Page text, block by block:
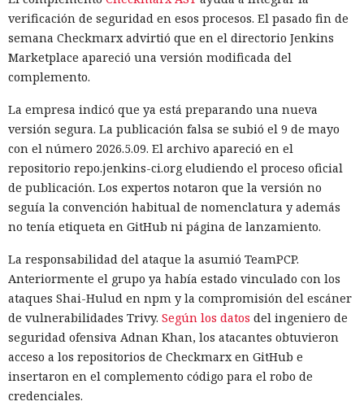
verificación de seguridad en esos procesos. El pasado fin de
semana Checkmarx advirtió que en el directorio Jenkins
Marketplace apareció una versión modificada del
complemento.
La empresa indicó que ya está preparando una nueva
versión segura. La publicación falsa se subió el 9 de mayo
con el número 2026.5.09. El archivo apareció en el
repositorio repo.jenkins-ci.org eludiendo el proceso oficial
de publicación. Los expertos notaron que la versión no
seguía la convención habitual de nomenclatura y además
no tenía etiqueta en GitHub ni página de lanzamiento.
La responsabilidad del ataque la asumió TeamPCP.
Anteriormente el grupo ya había estado vinculado con los
ataques Shai-Hulud en npm y la compromisión del escáner
de vulnerabilidades Trivy. Según los datos del ingeniero de
seguridad ofensiva Adnan Khan, los atacantes obtuvieron
acceso a los repositorios de Checkmarx en GitHub e
insertaron en el complemento código para el robo de
credenciales.